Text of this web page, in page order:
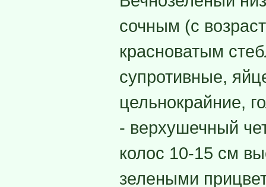
сочным (с
красноватым
супротивные,
цельнокрайние,
- верхушечный
колос 10-15 см
зелеными